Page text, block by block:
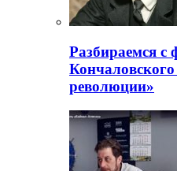
Разбираемся
революции»